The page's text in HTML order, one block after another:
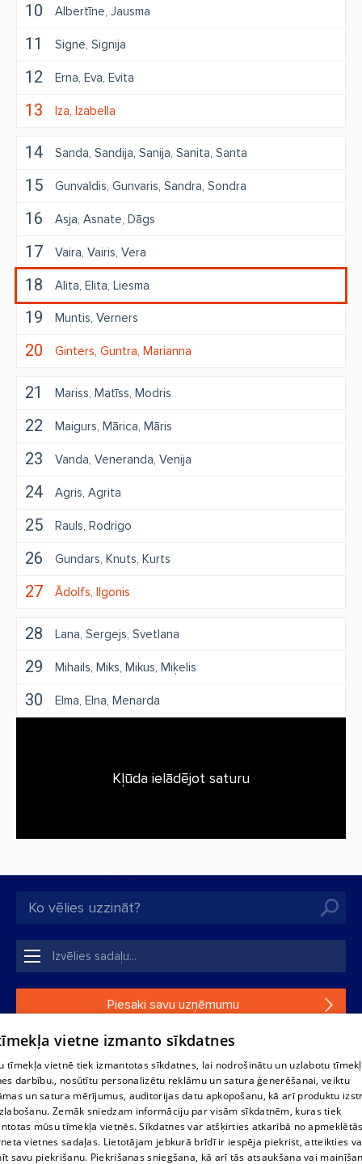
10 Albertīne Jausma
11 Signe Signija
12 Erna Eva Evita
13 Iza Izabella
14 Sanda Sandija Sanija Sanita Santa
15 Gunvaldis Gunvaris Sandra Sondra
16 Asja Asnate Dāgs
17 Vaira Vairis Vera
18 Alita Elita Liesma
19 Muntis Verners
20 Ginters Guntra Marianna
21 Mariss Matīss Modris
22 Maigurs Mārica Māris
23 Vanda Veneranda Venija
24 Agris Agrita
25 Rauls Rodrigo
26 Gundars Knuts Kurts
27 Ādolfs Ilgonis
28 Lana Sergejs Svetlana
29 Mihails Miks Mikus Miķelis
30 Elma Elna Menarda
Kļūda ielādējot saturu
Piesaki savu uzņēmumu
Ja tavs uzņēmums nav mūsu datubāzē, aizpildi vienkāršu
1188 datu bāzes, tās daļas vai datu bāzē iekļautās informācijas,
vai informācijas daļas pavairošana vai izplatīšana jebkādā formā
stingri aizliegta. Tāpat arī ir aizliegta lejupielāde automātiskā
režīmā. Jebkura 1188 web lapā publicētā materiāla
vietne izmanto sīkdatnes
tīmekļa vietnē tiek izmantotas sīkdatnes, lai nodrošinātu un uzlabotu
darbību., nosūtītu personalizētu reklāmu un satura ģenerēšanai, veiktu
un satura mērījumus, auditorijas datu apkopošanu, kā arī produktu
Zemāk sniedzam informāciju par visām sīkdatnēm, kuras tiek
mūsu tīmekļa vietnēs. Sīkdatnes var atšķirties atkarībā no
vietnes sadaļas. Lietotājam jebkurā brīdī ir iespēja piekrist, atteikties
savu piekrišanu. Piekrišanas sniegšana, kā arī tās atsaukšana vai